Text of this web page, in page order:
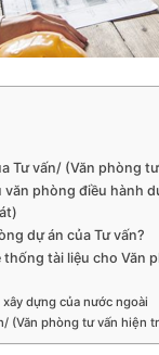
Tư vấn/ (Văn phòng
phòng điều hành
dự án của Tư vấn?
tài liệu cho Văn
dựng của nước ngoài
(Văn phòng tư vấn hiện